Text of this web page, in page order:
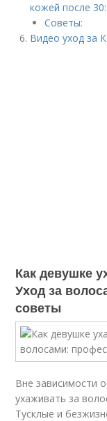
кожей после
Советы:
Видео уход за
Как девушке
Уход за
советы
Вне зависимости
ухаживать за
Тусклые и